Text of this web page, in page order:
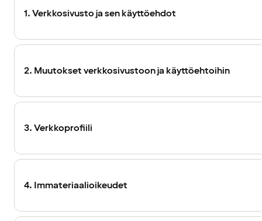
1. Verkkosivusto ja sen käyttöehdot
2. Muutokset verkkosivustoon ja käyttöehtoihin
3. Verkkoprofiili
4. Immateriaalioikeudet